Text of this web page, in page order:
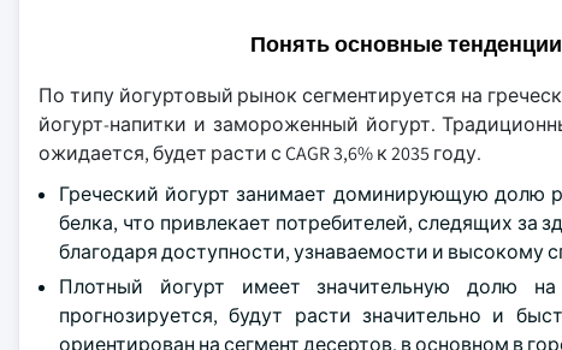
Понять основные
По типу йогуртовый рынок сегментируется на
йогурт-напитки и замороженный йогурт.
ожидается, будет расти с CAGR 3,6% к 2035 году.
Греческий йогурт занимает доминирующую долю
белка, что привлекает потребителей, следящих
благодаря доступности, узнаваемости и высокому
Плотный йогурт имеет значительную долю
прогнозируется, будут расти значительно и